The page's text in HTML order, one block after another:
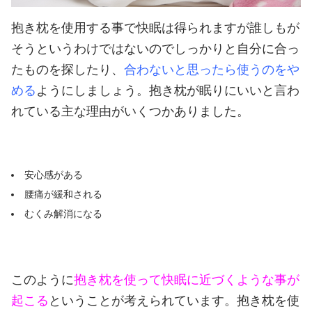
抱き枕を使用する事で快眠は得られますが誰しもが
そうというわけではないのでしっかりと自分に合っ
たものを探したり、 合わないと思ったら使うのをや
める ようにしましょう。 抱き枕が眠りにいいと言わ
れている主な理由がいくつかありました。
安心感がある
腰痛が緩和される
むくみ解消になる
このように抱き枕を使って快眠に近づくような事が
起こる ということが考えられています。 抱き枕を使